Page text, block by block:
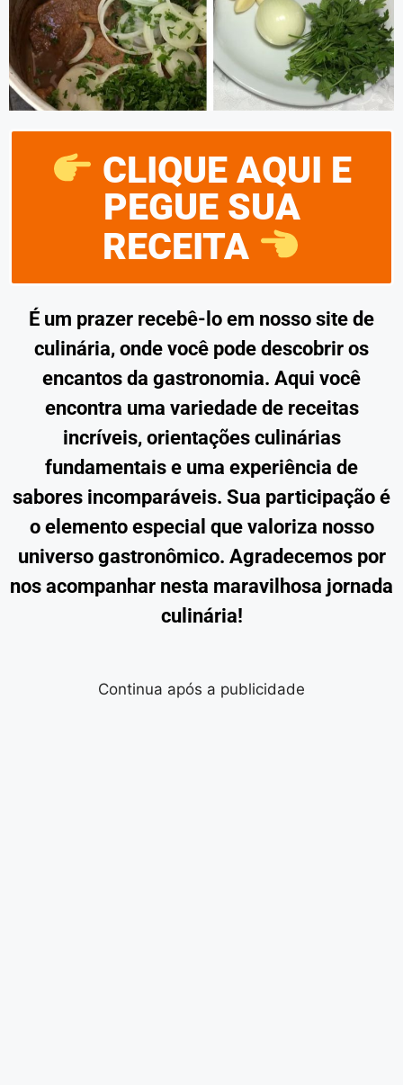
CLIQUE AQUI E
PEGUE SUA
RECEITA
É um prazer recebê-lo em nosso site de
culinária, onde você pode descobrir os
encantos da gastronomia. Aqui você
encontra uma variedade de receitas
incríveis, orientações culinárias
fundamentais e uma experiência de
sabores incomparáveis. Sua participação é
o elemento especial que valoriza nosso
universo gastronômico. Agradecemos por
nos acompanhar nesta maravilhosa jornada
culinária!
Continua após a publicidade